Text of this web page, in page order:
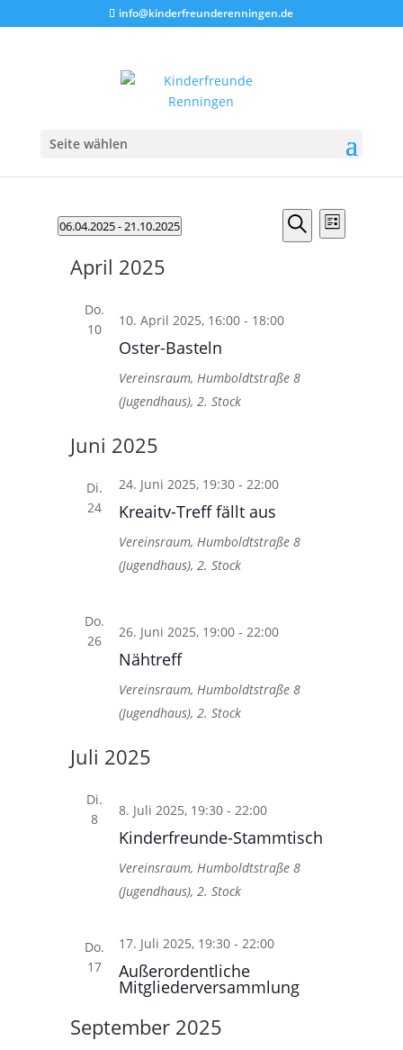
info@kinderfreunderenningen.de
Seite wählen
Veranstaltungen
Suche
Navigation
Suche
Liste
06.04.2025 - 21.10.2025
wählen.
April 2025
Do.
10
Oster-Basteln
10. April 2025, 16:00 - 18:00
Vereinsraum, Humboldtstraße 8
(Jugendhaus), 2. Stock
Juni 2025
Di.
24
Kreaitv-Treff fällt aus
24. Juni 2025, 19:30 -22:00
Vereinsraum, Humboldtstraße 8
(Jugendhaus), 2. Stock
Do.
26
Nähtreff
26. Juni 2025, 19:00 -22:00
Vereinsraum, Humboldtstraße 8
(Jugendhaus), 2. Stock
Juli 2025
Di.
8
Kinderfreunde-Stammtisch
8. Juli 2025, 19:30 -22:00
Vereinsraum, Humboldtstraße 8
(Jugendhaus), 2. Stock
Do.
17
Außerordentliche
Mitgliederversammlung
17. Juli 2025, 19:30 -22:00
September 2025